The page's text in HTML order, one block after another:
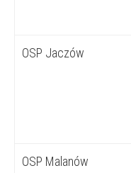
OSP Jaczów
OSP Malanów